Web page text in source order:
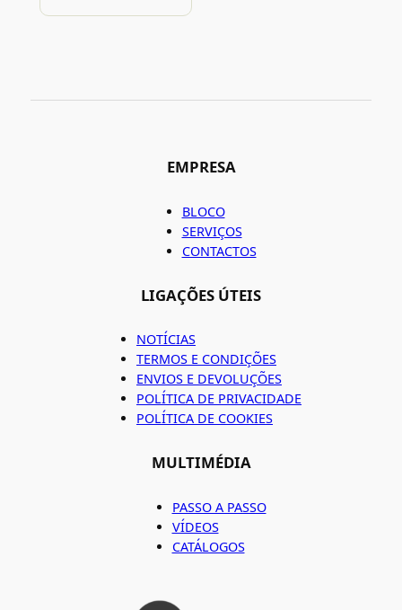
EMPRESA
BLOCO
SERVIÇOS
CONTACTOS
LIGAÇÕES ÚTEIS
NOTÍCIAS
TERMOS E CONDIÇÕES
ENVIOS E DEVOLUÇÕES
POLÍTICA DE PRIVACIDADE
POLÍTICA DE COOKIES
MULTIMÉDIA
PASSO A PASSO
VÍDEOS
CATÁLOGOS